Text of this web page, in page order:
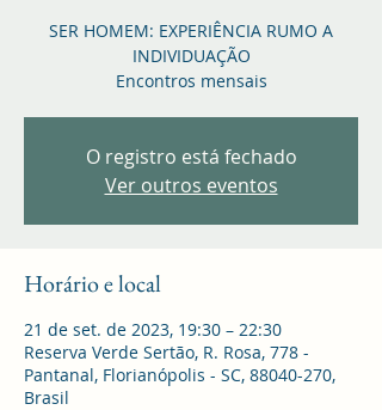
SER HOMEM: EXPERIÊNCIA RUMO A
INDIVIDUAÇÃO
Encontros mensais
O registro está fechado
Ver outros eventos
Horário e local
21 de set. de 2023, 19:30 – 22:30
Reserva Verde Sertão, R. Rosa, 778 -
Pantanal, Florianópolis - SC, 88040-270,
Brasil